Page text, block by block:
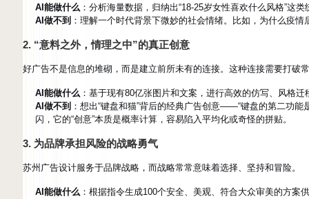
AI能做什么 ：分析海量数据，归纳出“18-25岁女性喜欢什么风格”这
AI做不到 ：理解一个时代背景下微妙的社会情绪。比如，为什么疫
2. “意料之外，情理之中”的真正创意
好广告不是信息的堆砌，而是建立前所未有的连接。这种连接需要打破
AI能做什么 ：基于现有80亿张图片和文案，进行高效的仿写、风格迁
AI做不到 ：想出“键盘和猫”背后的经典广告创意——“键盘的第二功能
闪，它的“创意”本质是概率计算，容易陷入平均化或奇怪的拼贴。
3. 为品牌承担风险的战略勇气
苏州广告设计服务于品牌战略，而战略常常意味着选择、坚持和冒险。
AI能做什么 ：根据指令生成100个安全、美观、符合大众审美的方案